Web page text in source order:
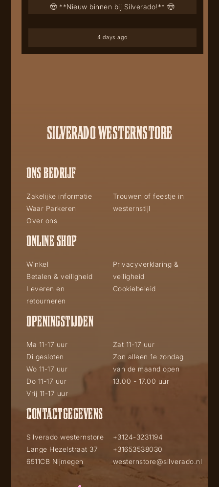
🤠 **Nieuw binnen bij Silverado!** 🤠
4 days ago
SILVERADO WESTERNSTORE
ONS BEDRIJF
Zakelijke informatie
Waar Parkeren
Over ons
Trouwen of feestje in
westernstijl
ONLINE SHOP
Winkel
Betalen & veiligheid
Leveren en
retourneren
Privacyverklaring &
veiligheid
Cookiebeleid
OPENINGSTIJDEN
Ma 11-17 uur
Di gesloten
Wo 11-17 uur
Do 11-17 uur
Vrij 11-17 uur
Zat 11-17 uur
Zon alleen 1e zondag
van de maand open
13.00 - 17.00 uur
CONTACTGEGEVENS
Silverado westernstore
Lange Hezelstraat 37
6511CB Nijmegen
+3124-3231194
+31653538030
westernstore@silverado.nl